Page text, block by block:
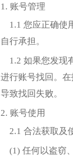
1. 账号管理
1.1 您应正确使
自行承担。
1.2 如果您发现
进行账号找回。
导致找回失败。
2. 账号使用
2.1 合法获取及
(1) 任何以盗窃